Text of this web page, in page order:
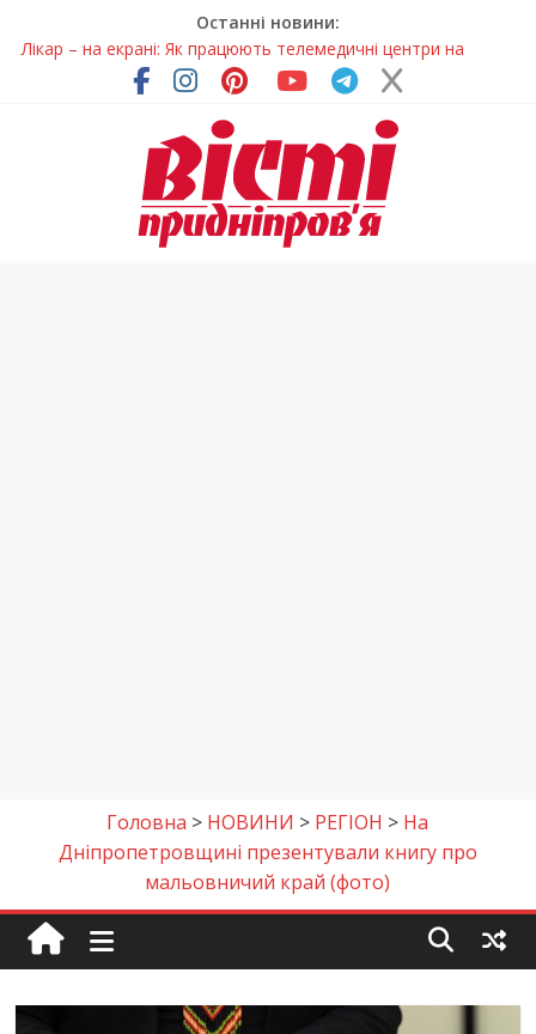
Останні новини:
Лікар – на екрані: Як працюють телемедичні центри на
Дніпропетровщині
У Дніпрі триває масштабна підготовка до опалювального
Пошуки тривають: на Дніпропетровщині досліджують місце
розташування легендарного монастиря (Фото)
Ветерани Дніпропетровщини отримують шанс на власне
Головна > НОВИНИ > РЕГІОН > На
Дніпропетровщині презентували книгу про
мальовничий край (фото)